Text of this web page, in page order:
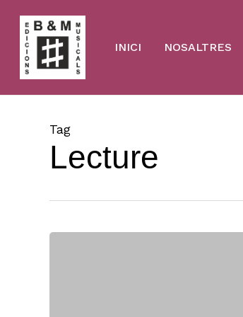
main
content
INICI NOSALTRES
Tag
Lecture